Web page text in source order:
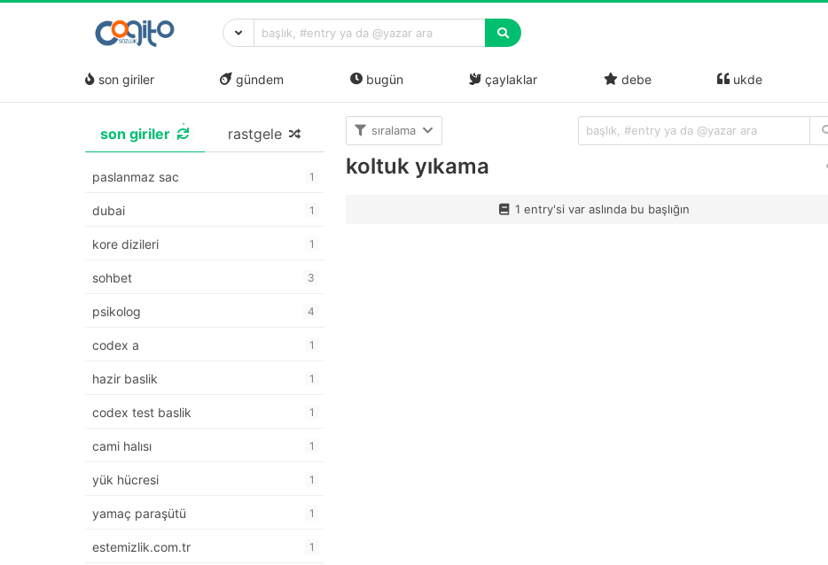
son giriler gündem bugün çaylaklar debe ukde
son giriler rastgele
paslanmaz sac 1
dubai 1
kore dizileri 1
sohbet 3
psikolog 4
codex a 1
hazir baslik 1
codex test baslik 1
cami halısı 1
yük hücresi 1
yamaç paraşütü 1
estemizlik.com.tr 1
sıralama
koltuk yıkama
1 entry'si var aslında bu başlığın